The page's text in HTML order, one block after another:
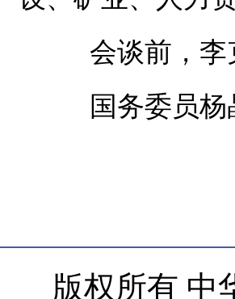
会谈前，李
国务委员杨
版权所有 中